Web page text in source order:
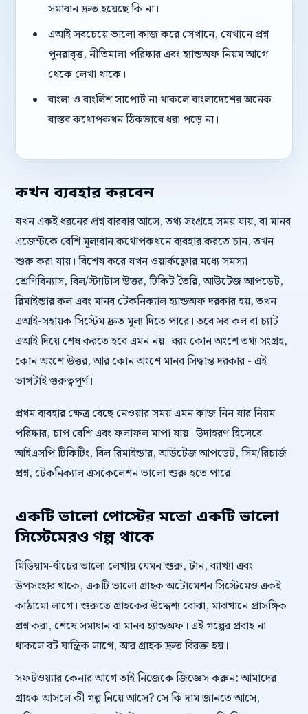
সমাধান দ্রুত হয়েছে কি না।
এআই সবচেয়ে ভালো কাজ করে সেখানে, যেখানে প্রশ্ন
পুনরাবৃত্ত, নীতিমালা পরিষ্কার এবং হ্যান্ডঅফ নিয়ম আগে
থেকে লেখা থাকে।
বাংলা ও বাংলিশ সাপোর্ট না থাকলে বাংলাদেশের অনেক
বাস্তব কথোপকথন ঠিকভাবে ধরা পড়ে না।
কখন ব্যবহার করবেন
যখন একই ধরনের প্রশ্ন বারবার আসে, তথ্য সংগ্রহে সময় যায়, বা মানব
এজেন্টকে বেশি মূল্যবান কথোপকথনে ব্যবহার করতে চান, তখন
শুরু করা যায়। বিশেষ করে যখন ওয়ার্কফ্লোর মধ্যে সমস্যা
শ্রেণিবিন্যাস, বিল/স্ট্যাটাস উত্তর, টিকিট তৈরি, আউটেজ আপডেট,
রিমাইন্ডার কল এবং মানব টেকনিক্যাল হ্যান্ডঅফ দরকার হয়, তখন
এআই-সহায়ক সিস্টেম দ্রুত মূল্য দিতে পারে। তবে সব কল বা চ্যাট
এআই দিয়ে শেষ করতে হবে এমন নয়। বরং কোন অংশে তথ্য সংগ্রহ,
কোন অংশে উত্তর, আর কোন অংশে মানব সিদ্ধান্ত দরকার - এই
ভাগটাই গুরুত্বপূর্ণ।
প্রথম ব্যবহার ক্ষেত্র বেছে নেওয়ার সময় এমন কাজ নিন যার নিয়ম
পরিষ্কার, চাপ বেশি এবং ফলাফল মাপা যায়। উদাহরণ হিসেবে
আইএসপি টিকিটিং, বিল রিমাইন্ডার, আউটেজ আপডেট, সিম/রিচার্জ
প্রশ্ন, টেকনিক্যাল এসকেলেশন ভালো শুরু হতে পারে।
একটি ভালো পোস্টের মতো একটি ভালো
সিস্টেমেরও গল্প থাকে
মিডিয়াম-ধাঁচের ভালো লেখায় যেমন শুরু, টান, ব্যাখ্যা এবং
উপসংহার থাকে, একটি ভালো গ্রাহক অটোমেশন সিস্টেমেও একই
কাঠামো লাগে। শুরুতে গ্রাহকের উদ্দেশ্য বোঝা, মাঝখানে প্রাসঙ্গিক
প্রশ্ন করা, শেষে সমাধান বা মানব হ্যান্ডঅফ। এই গল্পের প্রবাহ না
থাকলে বট যান্ত্রিক লাগে, আর গ্রাহক দ্রুত বিরক্ত হয়।
সফটওয়্যার কেনার আগে তাই নিজেকে জিজ্ঞেস করুন: আমাদের
গ্রাহক আসলে কী গল্প নিয়ে আসে? সে কি দাম জানতে আসে,